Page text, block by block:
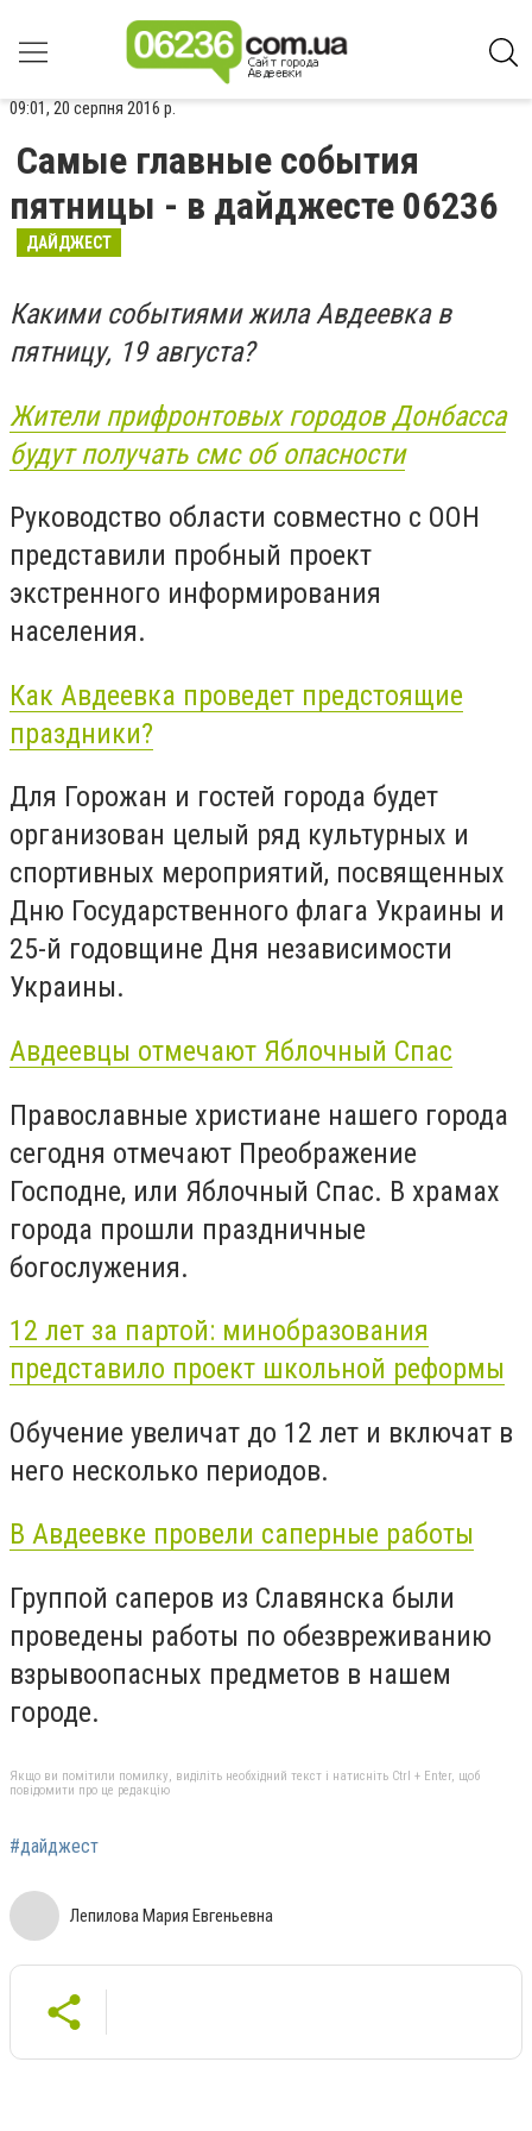
09:01, 20 серпня 2016 р.
Самые главные события
пятницы - в дайджесте 06236
ДАЙДЖЕСТ
Какими событиями жила Авдеевка в
пятницу, 19 августа?
Жители прифронтовых городов Донбасса
будут получать смс об опасности
Руководство области совместно с ООН
представили пробный проект
экстренного информирования
населения.
Как Авдеевка проведет предстоящие
праздники?
Для Горожан и гостей города будет
организован целый ряд культурных и
спортивных мероприятий, посвященных
Дню Государственного флага Украины и
25-й годовщине Дня независимости
Украины.
Авдеевцы отмечают Яблочный Спас
Православные христиане нашего города
сегодня отмечают Преображение
Господне, или Яблочный Спас. В храмах
города прошли праздничные
богослужения.
12 лет за партой: минобразования
представило проект школьной реформы
Обучение увеличат до 12 лет и включат в
него несколько периодов.
В Авдеевке провели саперные работы
Группой саперов из Славянска были
проведены работы по обезвреживанию
взрывоопасных предметов в нашем
городе.
Якщо ви помітили помилку, виділіть необхідний текст і натисніть Ctrl + Enter, щоб
повідомити про це редакцію
#дайджест
Лепилова Мария Евгеньевна